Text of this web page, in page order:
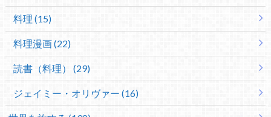
料理 (15)
料理漫画 (22)
読書（料理） (29)
ジェイミー・オリヴァー (16)